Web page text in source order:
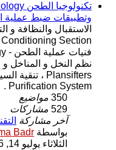
وتطبيقات ضبط عملية
Purification System .
350 مواضيع
529 مشاركات
آخر مشاركة
بواسطة Badr
الثلاثاء يوليو 14, 2026 9:59 pm